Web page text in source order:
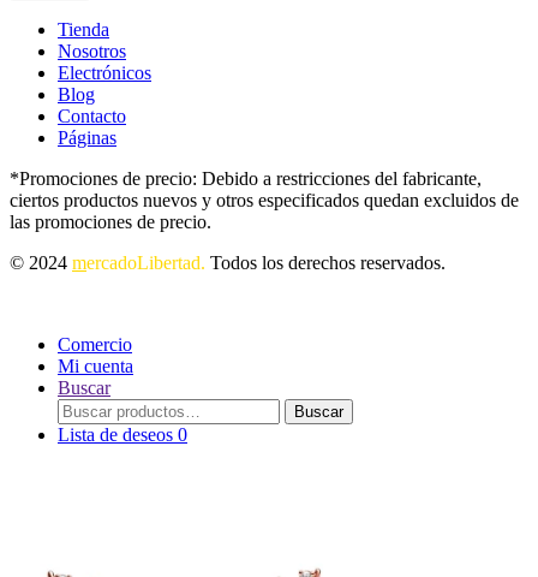
Tienda
Nosotros
Electrónicos
Blog
Contacto
Páginas
*Promociones de precio: Debido a restricciones del fabricante,
ciertos productos nuevos y otros especificados quedan excluidos de
las promociones de precio.
© 2024 mercadoLibertad. Todos los derechos reservados.
Comercio
Mi cuenta
Buscar
Buscar
por:
Buscar
Lista de deseos 0